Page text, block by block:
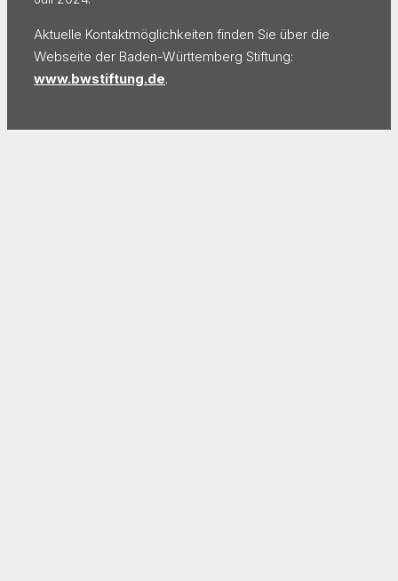
Aktuelle Kontaktmöglichkeiten finden Sie über die
Webseite der Baden-Württemberg Stiftung:
www.bwstiftung.de.